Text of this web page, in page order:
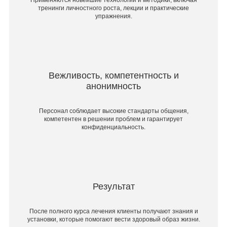
тренинги личностного роста, лекции и практические
упражнения.
Вежливость, компетентность и
анонимность
Персонал соблюдает высокие стандарты общения,
компетентен в решении проблем и гарантирует
конфиденциальность.
Результат
После полного курса лечения клиенты получают знания и
установки, которые помогают вести здоровый образ жизни.